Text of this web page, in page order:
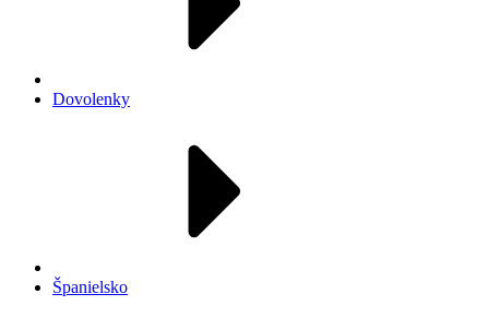
Dovolenky
Španielsko